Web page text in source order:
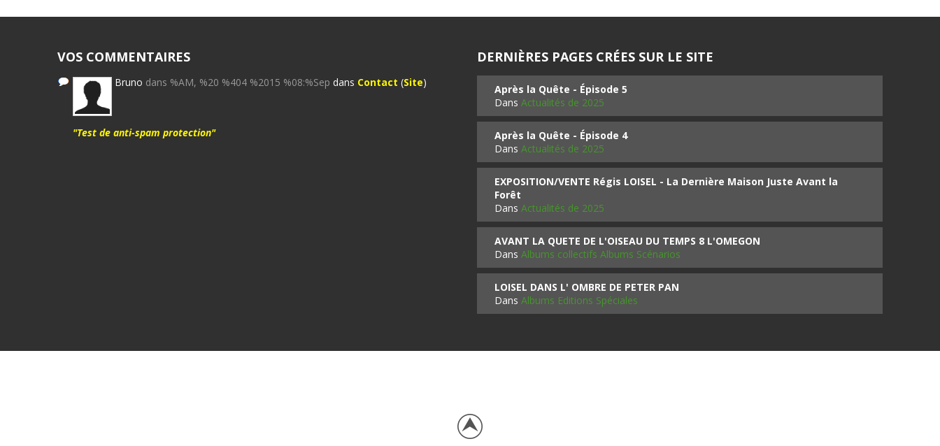
VOS COMMENTAIRES
Bruno dans %AM, %20 %404 %2015 %08:%Sep dans Contact (Site)
"Test de anti-spam protection"
DERNIÈRES PAGES CRÉES SUR LE SITE
Après la Quête - Épisode 5
Dans Actualités de 2025
Après la Quête - Épisode 4
Dans Actualités de 2025
EXPOSITION/VENTE Régis LOISEL - La Dernière Maison Juste Avant la
Forêt
Dans Actualités de 2025
AVANT LA QUETE DE L'OISEAU DU TEMPS 8 L'OMEGON
Dans Albums collectifs Albums Scénarios
LOISEL DANS L' OMBRE DE PETER PAN
Dans Albums Editions Spéciales